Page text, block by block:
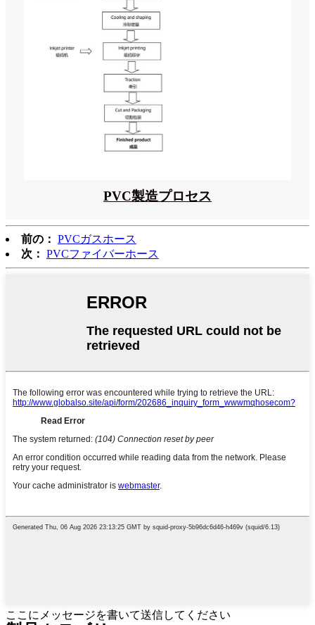
PVC製造プロセス
前の： PVCガスホース
次： PVCファイバーホース
ここにメッセージを書いて送信してください